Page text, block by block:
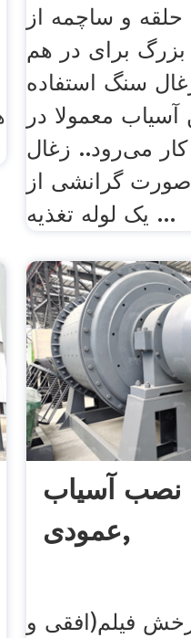
حلقه و ساچمه از
بزرگ برای در هم
سنگ استفاده
آسیاب معمولا در
کار می‌رود.. زغال
گرانشی از
یک لوله تغذیه ...
نصب آسیاب
عمودی,
فیلم(افقی و